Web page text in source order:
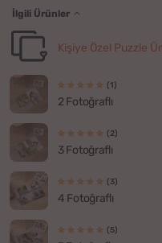
İlgili Ürünler
Kişiye Özel Puzzle
(1)
2 Fotoğraflı
(2)
3 Fotoğraflı
(3)
4 Fotoğraflı
(5)